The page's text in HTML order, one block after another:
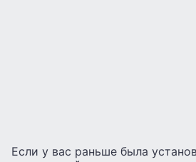
Если у вас раньше была